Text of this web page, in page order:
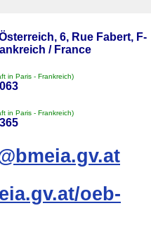
6, Rue Fabert, F-
/ France
in Paris - Frankreich)
in Paris - Frankreich)
oeb-